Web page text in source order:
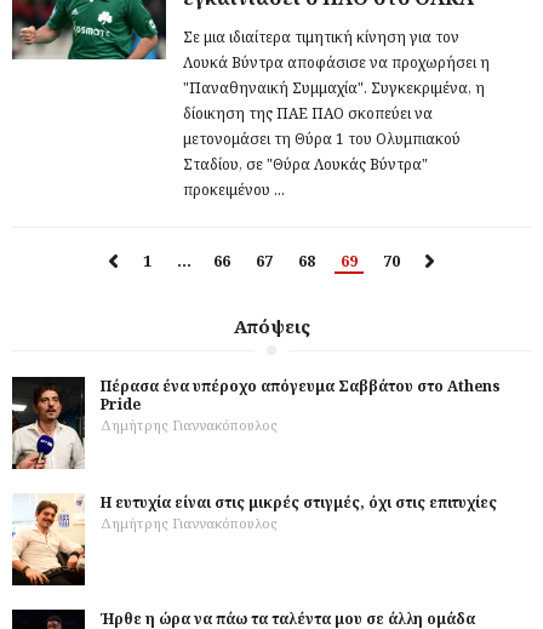
Σε μια ιδιαίτερα τιμητική κίνηση για τον
Λουκά Βύντρα αποφάσισε να προχωρήσει η
"Παναθηναική Συμμαχία". Συγκεκριμένα, η
δίοικηση της ΠΑΕ ΠΑΟ σκοπεύει να
μετονομάσει τη Θύρα 1 του Ολυμπιακού
Σταδίου, σε "Θύρα Λουκάς Βύντρα"
προκειμένου ...
1 … 66 67 68 69 70
Απόψεις
Πέρασα ένα υπέροχο απόγευμα Σαββάτου στο Athens
Pride
Δημήτρης Γιαννακόπουλος
Η ευτυχία είναι στις μικρές στιγμές, όχι στις επιτυχίες
Δημήτρης Γιαννακόπουλος
Ήρθε η ώρα να πάω τα ταλέντα μου σε άλλη ομάδα